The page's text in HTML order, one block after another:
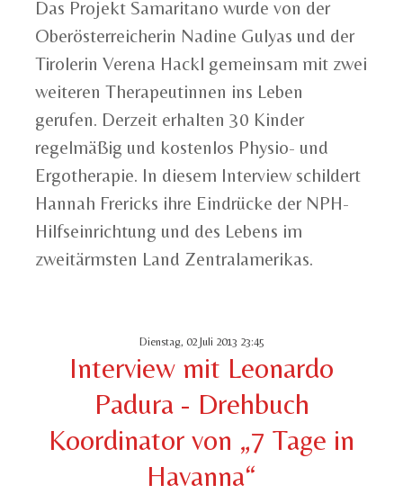
Das Projekt Samaritano wurde von der
Oberösterreicherin Nadine Gulyas und der
Tirolerin Verena Hackl gemeinsam mit zwei
weiteren Therapeutinnen ins Leben
gerufen. Derzeit erhalten 30 Kinder
regelmäßig und kostenlos Physio- und
Ergotherapie. In diesem Interview schildert
Hannah Frericks ihre Eindrücke der NPH-
Hilfseinrichtung und des Lebens im
zweitärmsten Land Zentralamerikas.
Dienstag, 02 Juli 2013 23:45
Interview mit Leonardo
Padura - Drehbuch
Koordinator von „7 Tage in
Havanna“